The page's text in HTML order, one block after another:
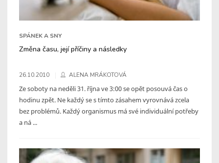
SPÁNEK A SNY
Změna času, její příčiny a následky
26.10.2010 ALENA MRÁKOTOVÁ
Ze soboty na neděli 31. října ve 3:00 se opět posouvá čas o
hodinu zpět. Ne každý se s tímto zásahem vyrovnává zcela
bez problémů. Každý organismus má své individuální potřeby
a ná ...